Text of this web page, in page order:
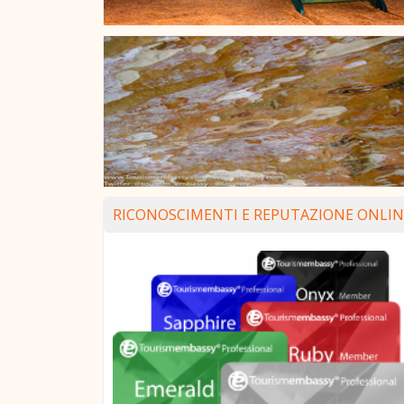
RICONOSCIMENTI E REPUTAZIONE